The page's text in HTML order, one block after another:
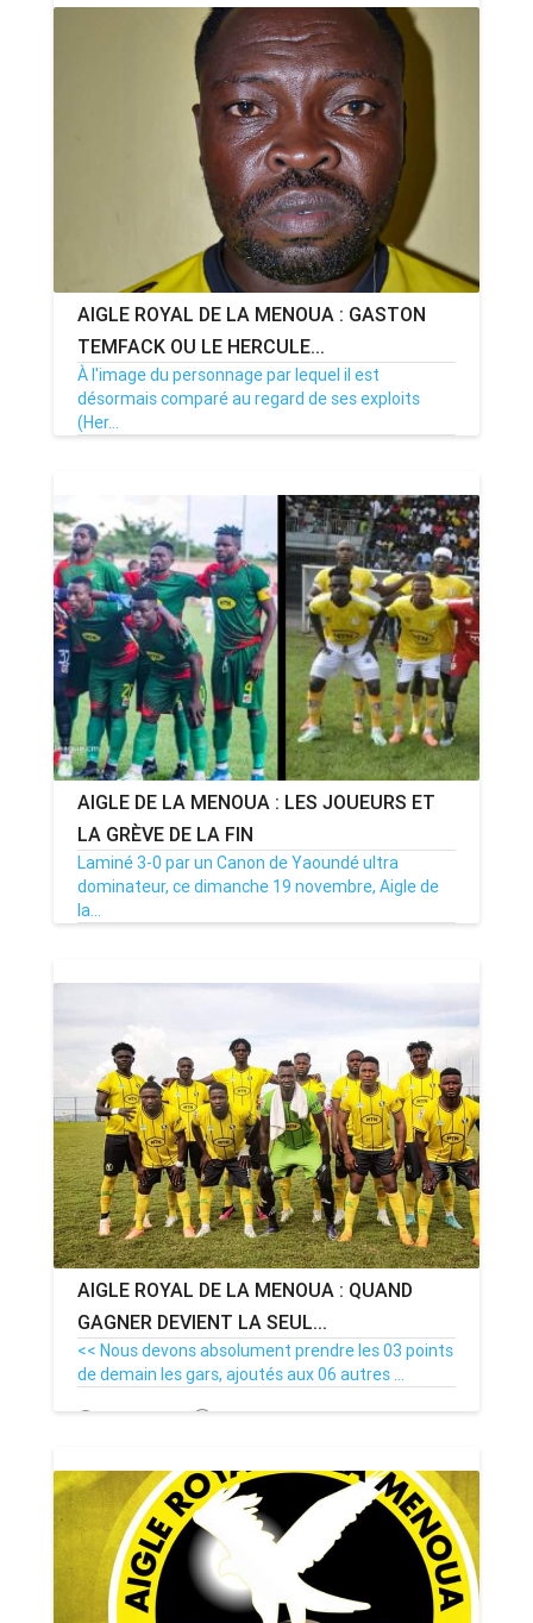
AIGLE ROYAL DE LA MENOUA : GASTON
TEMFACK OU LE HERCULE...
À l'image du personnage par lequel il est
désormais comparé au regard de ses exploits
(Her...
AIGLE DE LA MENOUA : LES JOUEURS ET
LA GRÈVE DE LA FIN
Laminé 3-0 par un Canon de Yaoundé ultra
dominateur, ce dimanche 19 novembre, Aigle de
la...
AIGLE ROYAL DE LA MENOUA : QUAND
GAGNER DEVIENT LA SEUL...
<< Nous devons absolument prendre les 03 points
de demain les gars, ajoutés aux 06 autres ...
12/11/23 Par MenouActu 0